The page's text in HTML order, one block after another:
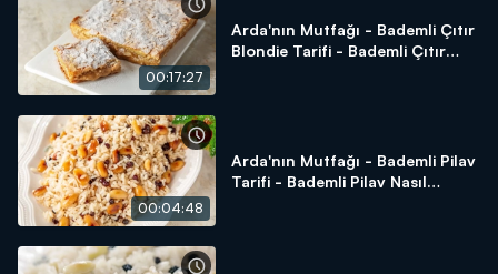
00:17:27
Arda'nın Mutfağı - Bademli Çıtır
Blondie Tarifi - Bademli Çıtır
00:04:48
Arda'nın Mutfağı - Bademli Pilav
Tarifi - Bademli Pilav Nasıl